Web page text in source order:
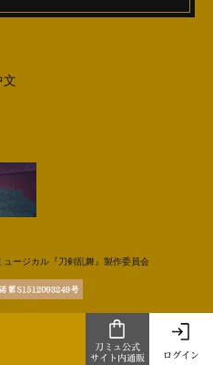
刀ミュ公式
サイト内通販
ログイン
文
ージカル『刀剣乱舞』製作委員会